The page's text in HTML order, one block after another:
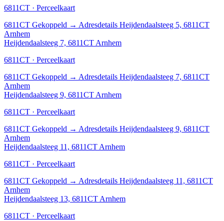
6811CT · Perceelkaart
6811CT Gekoppeld → Adresdetails Heijdendaalsteeg 5, 6811CT
Arnhem
Heijdendaalsteeg 7, 6811CT Arnhem
6811CT · Perceelkaart
6811CT Gekoppeld → Adresdetails Heijdendaalsteeg 7, 6811CT
Arnhem
Heijdendaalsteeg 9, 6811CT Arnhem
6811CT · Perceelkaart
6811CT Gekoppeld → Adresdetails Heijdendaalsteeg 9, 6811CT
Arnhem
Heijdendaalsteeg 11, 6811CT Arnhem
6811CT · Perceelkaart
6811CT Gekoppeld → Adresdetails Heijdendaalsteeg 11, 6811CT
Arnhem
Heijdendaalsteeg 13, 6811CT Arnhem
6811CT · Perceelkaart